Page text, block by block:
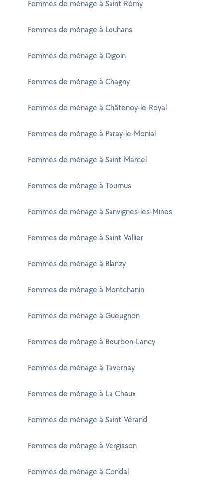
Femmes de ménage à Saint-Rémy
Femmes de ménage à Louhans
Femmes de ménage à Digoin
Femmes de ménage à Chagny
Femmes de ménage à Châtenoy-le-Royal
Femmes de ménage à Paray-le-Monial
Femmes de ménage à Saint-Marcel
Femmes de ménage à Tournus
Femmes de ménage à Sanvignes-les-Mines
Femmes de ménage à Saint-Vallier
Femmes de ménage à Blanzy
Femmes de ménage à Montchanin
Femmes de ménage à Gueugnon
Femmes de ménage à Bourbon-Lancy
Femmes de ménage à Tavernay
Femmes de ménage à La Chaux
Femmes de ménage à Saint-Vérand
Femmes de ménage à Vergisson
Femmes de ménage à Condal